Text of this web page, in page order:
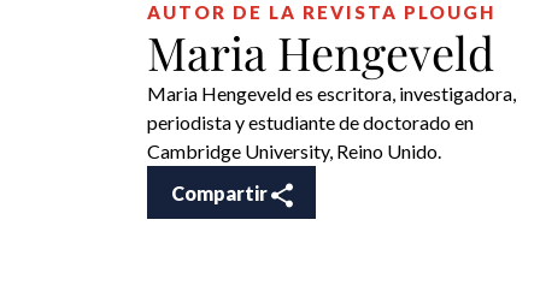
AUTOR DE LA REVISTA PLOUGH
Maria Hengeveld
Maria Hengeveld es escritora, investigadora,
periodista y estudiante de doctorado en
Cambridge University, Reino Unido.
Compartir